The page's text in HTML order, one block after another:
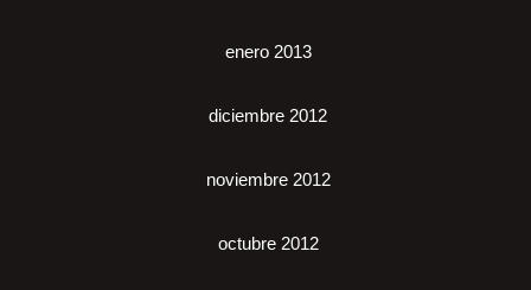
enero 2013
diciembre 2012
noviembre 2012
octubre 2012